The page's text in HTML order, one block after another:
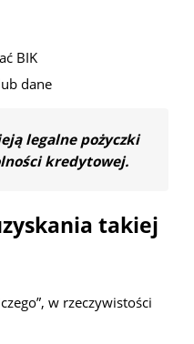
BIK
dane
legalne pożyczki
kredytowej.
takiej
w rzeczywistości